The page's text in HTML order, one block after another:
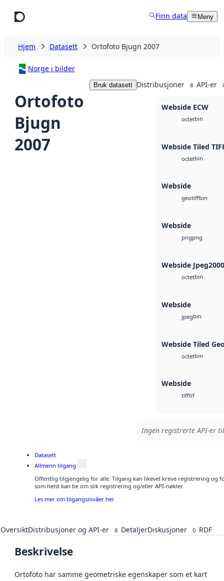
Finn data Meny
Hjem Datasett Ortofoto Bjugn 2007
Norge i bilder
Ortofoto
Bjugn
2007
Bruk datasett Distribusjoner 8 API-er
Webside ECW
octetbin
Webside Tiled
octetbin
Webside
geotiffbin
Webside
pngpng
Webside Jpeg2000
octetbin
Webside
jpegbin
Webside Tiled
octetbin
Webside
tifftif
Ingen registrerte API-er
Datasett
Allmenn tilgang
Offentlig tilgjengelig for alle. Tilgang kan likevel kreve registrering og
som helst kan be om slik registrering og/eller API-nøkler.
Les mer om tilgangsnivåer her
OversiktDistribusjoner og API-er 8 DetaljerDiskusjoner 0 RDF
Beskrivelse
Ortofoto har samme geometriske egenskaper som et kart